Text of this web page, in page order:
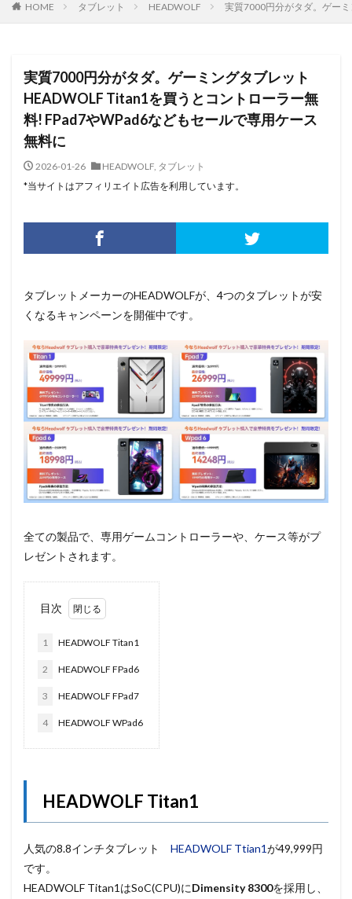
HOME タブレット HEADWOLF 実質7000円分がタダ。ゲー
実質7000円分がタダ。ゲーミングタブレット
HEADWOLF Titan1を買うとコントローラー無
料! FPad7やWPad6などもセールで専用ケース
無料に
2026-01-26 HEADWOLF, タブレット
*当サイトはアフィリエイト広告を利用しています。
タブレットメーカーのHEADWOLFが、4つのタブレットが安
くなるキャンペーンを開催中です。
全ての製品で、専用ゲームコントローラーや、ケース等がプ
レゼントされます。
目次
1 HEADWOLF Titan1
2 HEADWOLF FPad6
3 HEADWOLF FPad7
4 HEADWOLF WPad6
HEADWOLF Titan1
人気の8.8インチタブレット HEADWOLF Ttian1が49,999円
です。
HEADWOLF Titan1はSoC(CPU)にDimensity 8300を採用し、